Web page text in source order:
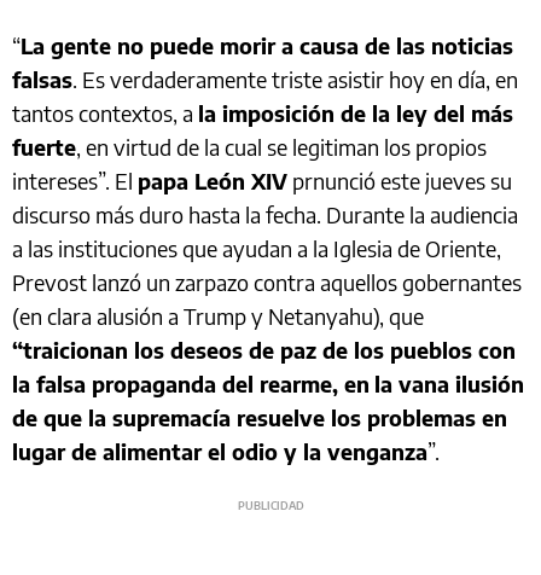
“La gente no puede morir a causa de las noticias
falsas. Es verdaderamente triste asistir hoy en día, en
tantos contextos, a la imposición de la ley del más
fuerte, en virtud de la cual se legitiman los propios
intereses”. El papa León XIV prnunció este jueves su
discurso más duro hasta la fecha. Durante la audiencia
a las instituciones que ayudan a la Iglesia de Oriente,
Prevost lanzó un zarpazo contra aquellos gobernantes
(en clara alusión a Trump y Netanyahu), que
“traicionan los deseos de paz de los pueblos con
la falsa propaganda del rearme, en la vana ilusión
de que la supremacía resuelve los problemas en
lugar de alimentar el odio y la venganza”.